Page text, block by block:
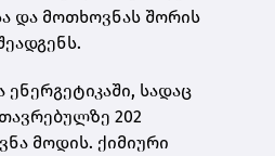
და მოთხოვნას შორის
ენერგეტიკაში, სადაც
202
მოდის. ქიმიური